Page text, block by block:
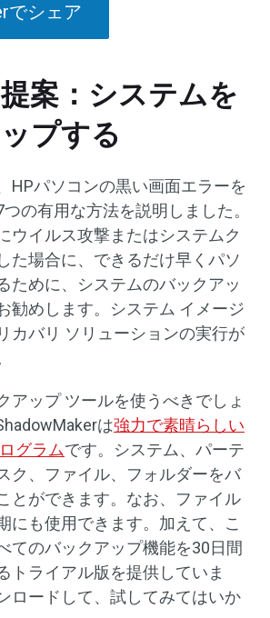
でシェア
案：システムを
プする
HPパソコンの黒い画面エラーを
の有用な方法を説明しました。
ウイルス攻撃またはシステムク
た場合に、できるだけ早くパソ
ために、システムのバックアッ
勧めします。システム イメージ
カバリ ソリューションの実行が
アップ ツールを使うべきでしょ
は強力で素晴らしい
グラムです。システム、パーテ
ク、ファイル、フォルダーをバ
とができます。なお、ファイル
にも使用できます。加えて、こ
てのバックアップ機能を30日間
トライアル版を提供していま
ロードして、試してみてはいか